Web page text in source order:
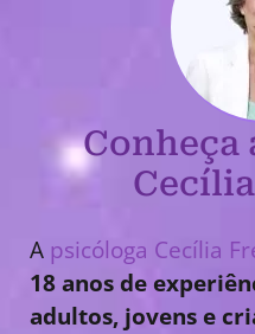
Conheça
A psicóloga Cecília
18 anos de
adultos, jovens e